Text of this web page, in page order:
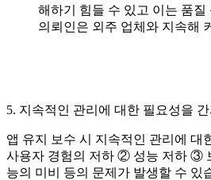
해하기 힘들 수 있고 이는 품질
의뢰인은 외주 업체와 지속해
5. 지속적인 관리에 대한 필요성을
앱 유지 보수 시 지속적인 관리에
사용자 경험의 저하 ② 성능 저하 ③
능의 미비 등의 문제가 발생할 수 있